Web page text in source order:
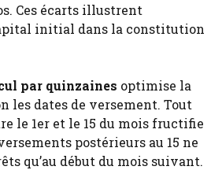
Ces écarts illustrent
initial dans la constitution
par quinzaines optimise la
les dates de versement. Tout
le 1er et le 15 du mois fructifie
postérieurs au 15 ne
qu’au début du mois suivant.